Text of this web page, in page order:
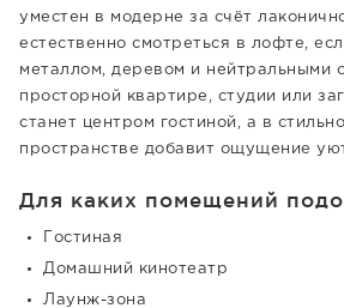
уместен в модерне за счёт
естественно смотреться в лофте,
металлом, деревом и нейтральными
просторной квартире, студии или
станет центром гостиной, а в
пространстве добавит ощущение
Для каких помещений
Гостиная
Домашний кинотеатр
Лаунж-зона